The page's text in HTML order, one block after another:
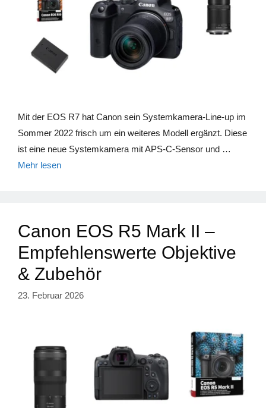
Mit der EOS R7 hat Canon sein Systemkamera-Line-up im
Sommer 2022 frisch um ein weiteres Modell ergänzt. Diese
ist eine neue Systemkamera mit APS-C-Sensor und …
Mehr lesen
Canon EOS R5 Mark II –
Empfehlenswerte Objektive
& Zubehör
23. Februar 2026